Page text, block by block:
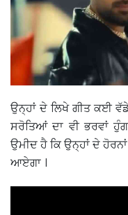
ਉਨ੍ਹਾਂ ਦੇ ਲਿਖੇ ਗੀਤ ਕਈ
ਸਰੋਤਿਆਂ ਦਾ ਵੀ ਭਰਵਾਂ
ਉਮੀਦ ਹੈ ਕਿ ਉਨ੍ਹਾਂ ਦੇ
ਆਏਗਾ ।